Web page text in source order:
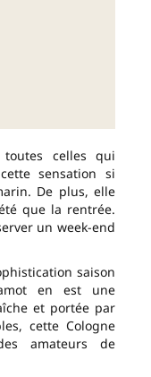
celles qui
sensation si
De plus, elle
que la rentrée.
un week-end
saison
en est une
et portée par
cette Cologne
amateurs de